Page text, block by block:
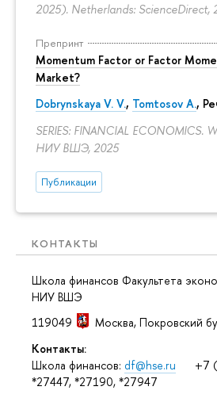
2025). Netherlands: ScienceDirect,
Препринт
Momentum Factor or Factor
Market?
Dobrynskaya V. V., Tomtosov A.,
SERIES: FINANCIAL ECONOMICS.
НИУ ВШЭ, 2025
Публикации
КОНТАКТЫ
Школа финансов Факультета
НИУ ВШЭ
119049
Москва, Покровский
Контакты:
Школа финансов: df@hse.ru +7
*27447, *27190, *27947